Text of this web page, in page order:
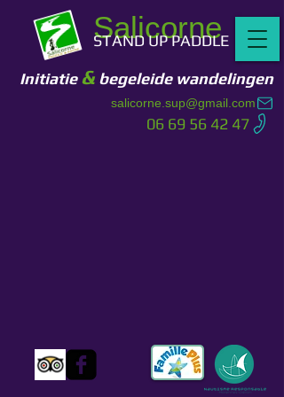
Salicorne
STAND UP PADDLE
Initiatie& begeleide wandelingen
06 69 56 42 47
salicorne.sup@gmail.com